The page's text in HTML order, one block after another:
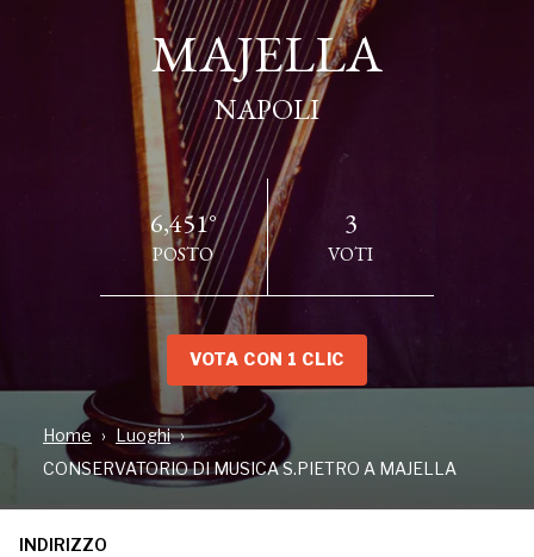
MAJELLA
NAPOLI
6,451°
POSTO
3
VOTI
VOTA CON 1 CLIC
Home
Luoghi
CONSERVATORIO DI MUSICA S.PIETRO A MAJELLA
INDIRIZZO
INDIRIZZO
Via San Pietro a Maiella, 4, NAPOLI, NA